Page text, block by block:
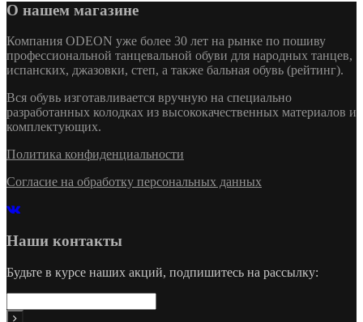
О нашем магазине
Компания ODEON уже более 30 лет на рынке по пошиву
профессиональной танцевальной обуви для народных танцев,
испанских, джазовки, степ, а также бальная обувь (рейтинг).
Вся обувь изготавливается вручную на специально
разработанных колодках из высококачественных материалов и
комплектующих.
Политика конфиденциальности
Согласие на обработку персональных данных
Наши контакты
Будьте в курсе наших акций, подпишитесь на рассылку: